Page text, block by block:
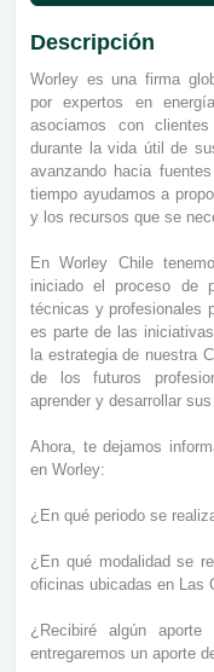
Descripción
Worley es una firma
por expertos en
asociamos con
durante la vida útil de
avanzando hacia
tiempo ayudamos a
y los recursos que se
En Worley Chile
iniciado el proceso de
técnicas y profesionales
es parte de las
la estrategia de nuestra
de los futuros
aprender y desarrollar
Ahora, te dejamos
en Worley:
¿En qué periodo se
¿En qué modalidad se
oficinas ubicadas en Las
¿Recibiré algún
entregaremos un aporte